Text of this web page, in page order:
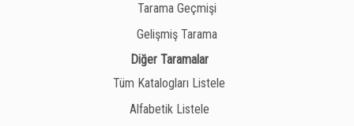
Tarama Geçmişi
Gelişmiş Tarama
Diğer Taramalar
Tüm Katalogları Listele
Alfabetik Listele